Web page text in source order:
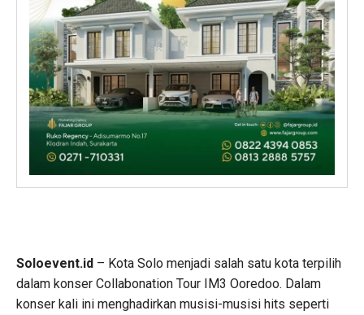
Soloevent.id – Kota Solo menjadi salah satu kota terpilih
dalam konser Collabonation Tour IM3 Ooredoo. Dalam
konser kali ini menghadirkan musisi-musisi hits seperti